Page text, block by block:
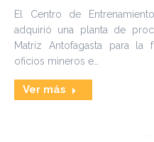
El Centro de
adquirió una planta de
Matriz Antofagasta para
oficios mineros e…
Ver más